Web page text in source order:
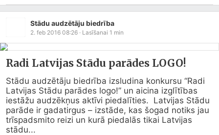
Stādu audzētāju biedrība
2. feb 2016 08:26 · Lasīšanai 1 min
Radi Latvijas Stādu parādes LOGO!
Stādu audzētāju biedrība izsludina konkursu “Radi
Latvijas Stādu parādes logo!” un aicina izglītības
iestāžu audzēkņus aktīvi piedalīties.  Latvijas Stādu
parāde ir gadatirgus – izstāde, kas šogad notiks jau
trīspadsmito reizi un kurā piedalās tikai Latvijas
stādu...